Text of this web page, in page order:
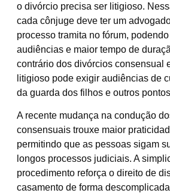
o divórcio precisa ser litigioso.
cada cônjuge deve ter um
processo tramita no fórum,
audiências e maior tempo de
contrário dos divórcios consensual
litigioso pode exigir audiências de
da guarda dos filhos e outros
A recente mudança na condução
consensuais trouxe maior
permitindo que as pessoas sigam
longos processos judiciais. A
procedimento reforça o direito de
casamento de forma